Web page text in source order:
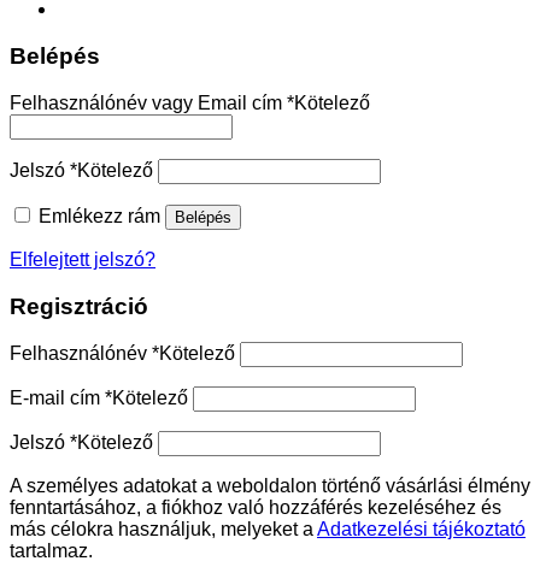
Belépés
Felhasználónév vagy Email cím *Kötelező
Jelszó *Kötelező
Emlékezz rám Belépés
Elfelejtett jelszó?
Regisztráció
Felhasználónév *Kötelező
E-mail cím *Kötelező
Jelszó *Kötelező
A személyes adatokat a weboldalon történő vásárlási élmény
fenntartásához, a fiókhoz való hozzáférés kezeléséhez és
más célokra használjuk, melyeket a Adatkezelési tájékoztató
tartalmaz.